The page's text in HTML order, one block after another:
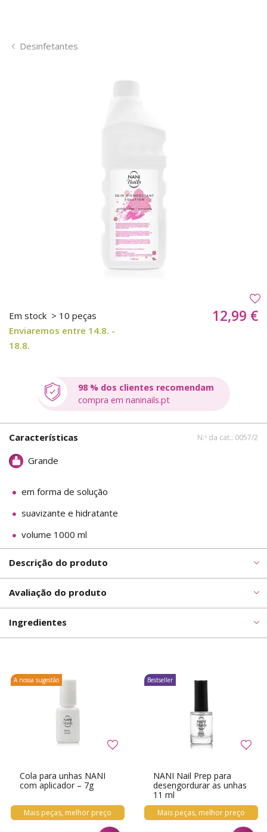
Desinfetantes
Em stock > 10 peças
Enviaremos entre 14.8. -
18.8.
12,99 €
98 % dos clientes recomendam
compra em naninails.pt
Características N.º da cat.: 0057/2
Grande
em forma de solução
suavizante e hidratante
volume 1000 ml
Descrição do produto
Avaliação do produto
Ingredientes
Cola para unhas NANI
com aplicador – 7g
Mais peças, melhor preço
A nossa sugestão
NANI Nail Prep para
desengordurar as unhas
11 ml
Mais peças, melhor preço
Bestseller